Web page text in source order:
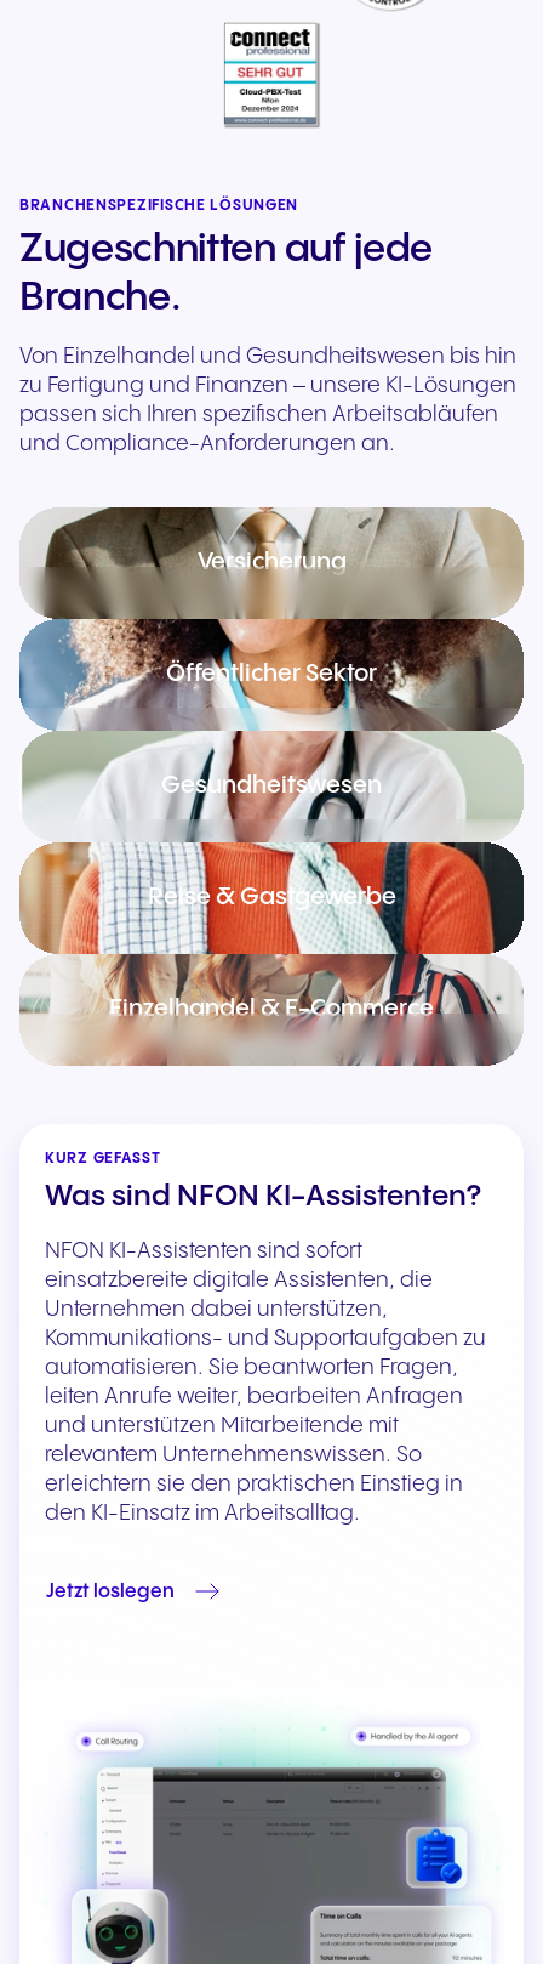
BRANCHENSPEZIFISCHE LÖSUNGEN
Zugeschnitten auf jede
Branche.
Von Einzelhandel und Gesundheitswesen bis hin
zu Fertigung und Finanzen – unsere KI-Lösungen
passen sich Ihren spezifischen Arbeitsabläufen
und Compliance-Anforderungen an.
Versicherung
Öffentlicher Sektor
Gesundheitswesen
Reise & Gastgewerbe
Einzelhandel & E-Commerce
KURZ GEFASST
Was sind NFON KI-Assistenten?
NFON KI-Assistenten sind sofort
einsatzbereite digitale Assistenten, die
Unternehmen dabei unterstützen,
Kommunikations- und Supportaufgaben zu
automatisieren. Sie beantworten Fragen,
leiten Anrufe weiter, bearbeiten Anfragen
und unterstützen Mitarbeitende mit
relevantem Unternehmenswissen. So
erleichtern sie den praktischen Einstieg in
den KI-Einsatz im Arbeitsalltag.
Jetzt loslegen